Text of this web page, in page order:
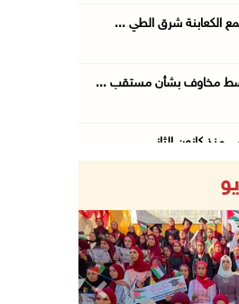
الكعابنة شرق الطي ...
وسط مخاوف بشأن مستقب ...
كانون الثاني
يقتحمون برك سلي ...
Previous